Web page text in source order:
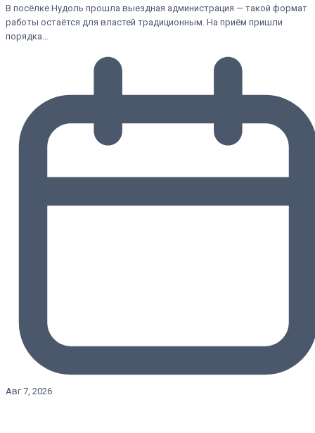
В посёлке Нудоль прошла выездная администрация — такой формат
работы остаётся для властей традиционным. На приём пришли
порядка…
Авг 7, 2026